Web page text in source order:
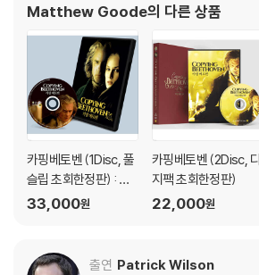
Matthew Goode의 다른 상품
카핑베토벤 (1Disc, 풀
슬립 초회한정판) : 블
루레이
33,000원
카핑베토벤 (2Disc, 디
지팩 초회한정판)
22,000원
출연 Patrick Wilson